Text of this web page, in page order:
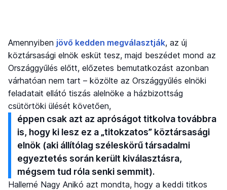
Amennyiben jövő kedden megválasztják, az új
köztársasági elnök esküt tesz, majd beszédet mond az
Országgyűlés előtt, előzetes bemutatkozást azonban
várhatóan nem tart – közölte az Országgyűlés elnöki
feladatait ellátó tiszás alelnöke a házbizottság
csütörtöki ülését követően,
éppen csak azt az apróságot titkolva továbbra
is, hogy ki lesz ez a „titokzatos” köztársasági
elnök (aki állítólag széleskörű társadalmi
egyeztetés során került kiválasztásra,
mégsem tud róla senki semmit).
Hallerné Nagy Anikó azt mondta, hogy a keddi titkos